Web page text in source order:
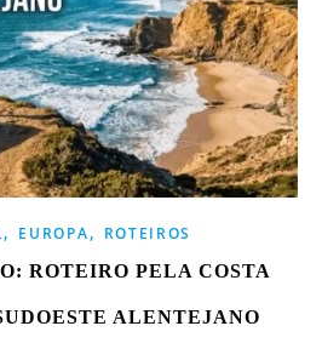
, EUROPA, ROTEIROS
ROTEIRO PELA COSTA
ALENTEJANO